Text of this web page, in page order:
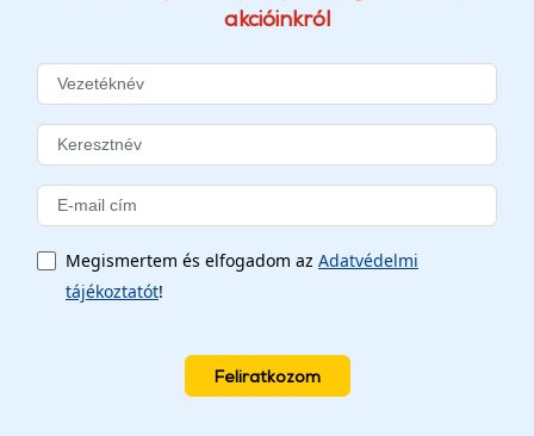
akcióinkról
Megismertem és elfogadom az Adatvédelmi
tájékoztatót!
Feliratkozom